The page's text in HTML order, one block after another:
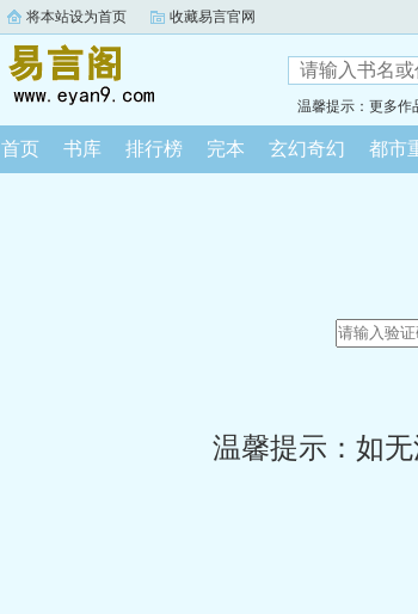
将本站设为首页 收藏易言官网
温馨提示：更多作
首页 书库 排行榜 完本 玄幻奇幻 都市
温馨提示：如无